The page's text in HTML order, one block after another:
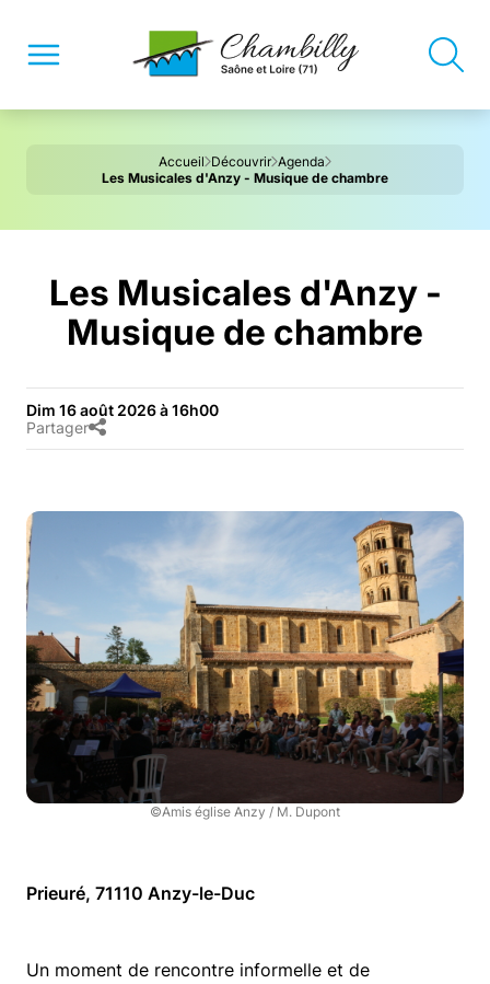
Accueil Découvrir Agenda
Les Musicales d'Anzy - Musique de chambre
Les Musicales d'Anzy -
Musique de chambre
Dim 16 août 2026 à 16h00
Partager
©Amis église Anzy / M. Dupont
Prieuré, 71110 Anzy-le-Duc
Un moment de rencontre informelle et de